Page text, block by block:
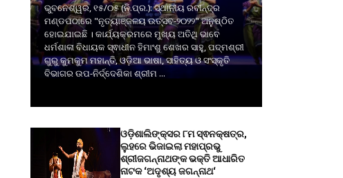
ଭୁବନେଶ୍ୱର, ୧୫/୦୫ (ନି.ପ୍ର.): ସ୍ଥାନୀୟ ରବୀନ୍ଦ୍ର
ମଣ୍ଡପଠାରେ "ନୃତ୍ୟାଞ୍ଜଳୟ ଉତ୍ସବ-୨୦୨୨" ଅନୁଷ୍ଠିତ
ହୋଇଯାଇଛି । କାର୍ଯ୍ୟକ୍ରମରେ ମୁଖ୍ୟ ଅତିଥି ଭାବେ
ଧର୍ମଶାଳା ବିଧାୟକ ସ୍ଵାଧୀନ ହିମାଂଶୁ ଶେଖର ସାହୁ, ପଦ୍ମଶ୍ରୀ
ଗୁରୁ କୁମକୁମ ମହାନ୍ତି, ଓଡ଼ିଆ ଭାଷା, ସାହିତ୍ୟ ଓ ସଂସ୍କୃତି
ବିଭାଗର ଉପ-ନିର୍ଦ୍ଦେଶିକା ଶ୍ରୀମ ...
ଓଡ଼ିଶାଲିଙ୍କ୍ସର ୮ମ ସ୍ଵନକ୍ଷତ୍ର,
ଲୁହରେ ଭିଜାଇଲା ମହାପ୍ରଭୁ
ଶ୍ରୀଜଗନ୍ନାଥଙ୍କ ଭକ୍ତି ଆଧାରିତ
ନାଟକ ‘ଅଦୃଶ୍ୟ ଜଗନ୍ନାଥ‘